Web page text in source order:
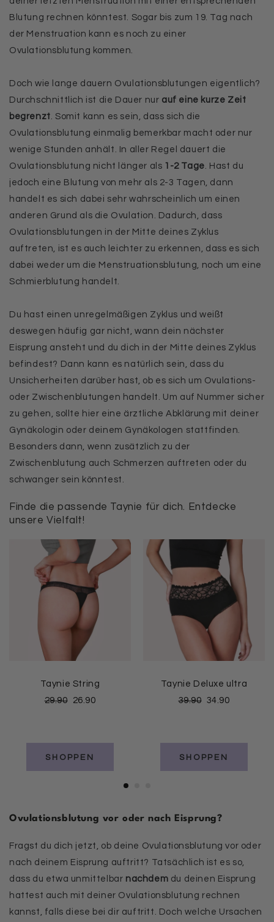
Blutung rechnen könntest. Sogar bis zum 19. Tag nach
der Menstruation kann es noch zu einer
Ovulationsblutung kommen.
Doch wie lange dauern Ovulationsblutungen eigentlich?
Durchschnittlich ist die Dauer nur auf eine kurze Zeit
begrenzt. Somit kann es sein, dass sich die
Ovulationsblutung einmalig bemerkbar macht oder nur
wenige Stunden anhält. In aller Regel dauert die
Ovulationsblutung nicht länger als 1-2 Tage. Hast du
jedoch eine Blutung von mehr als 2-3 Tagen, dann
handelt es sich dabei sehr wahrscheinlich um einen
anderen Grund als die Ovulation. Dadurch, dass
Ovulationsblutungen in der Mitte deines Zyklus
auftreten, ist es auch leichter zu erkennen, dass es sich
dabei weder um die Menstruationsblutung, noch um eine
Schmierblutung handelt.
Du hast einen unregelmäßigen Zyklus und weißt
deswegen häufig gar nicht, wann dein nächster
Eisprung ansteht und du dich in der Mitte deines Zyklus
befindest? Dann kann es natürlich sein, dass du
Unsicherheiten darüber hast, ob es sich um Ovulations-
oder Zwischenblutungen handelt. Um auf Nummer sicher
zu gehen, sollte hier eine ärztliche Abklärung mit deiner
Gynäkologin oder deinem Gynäkologen stattfinden.
Besonders dann, wenn zusätzlich zu der
Zwischenblutung auch Schmerzen auftreten oder du
schwanger sein könntest.
Finde die passende Taynie für dich. Entdecke
unsere Vielfalt!
Taynie String
29.90
26.90
SHOPPEN
Taynie Deluxe ultra
39.90 34.90
SHOPPEN
Ovulationsblutung vor oder nach Eisprung?
Fragst du dich jetzt, ob deine Ovulationsblutung vor oder
nach deinem Eisprung auftritt? Tatsächlich ist es so,
dass du etwa unmittelbar nachdem du deinen Eisprung
hattest auch mit deiner Ovulationsblutung rechnen
kannst, falls diese bei dir auftritt. Doch welche Ursachen